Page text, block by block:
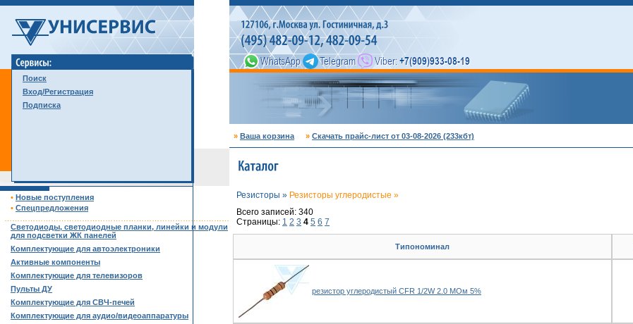
Поиск
Вход/Регистрация
Подписка
» Ваша корзина » Скачать прайс-лист от 03-08-2026 (233кбт)
• Новые поступления
• Спецпредложения
Светодиоды, светодиодные планки, линейки и модули
для подсветки ЖК панелей
Комплектующие для автоэлектроники
Активные компоненты
Комплектующие для телевизоров
Пульты ДУ
Комплектующие для СВЧ-печей
Комплектующие для аудио/видеоаппаратуры
Резисторы » Резисторы углеродистые »
Всего записей: 340
Страницы: 1 2 3 4 5 6 7
Типономинал
резистор углеродистый CFR 1/2W 2.0 МОм 5%